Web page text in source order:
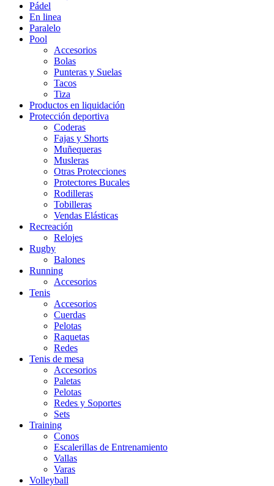
Pádel
En linea
Paralelo
Pool
Accesorios
Bolas
Punteras y Suelas
Tacos
Tiza
Productos en liquidación
Protección deportiva
Coderas
Fajas y Shorts
Muñequeras
Musleras
Otras Protecciones
Protectores Bucales
Rodilleras
Tobilleras
Vendas Elásticas
Recreación
Relojes
Rugby
Balones
Running
Accesorios
Tenis
Accesorios
Cuerdas
Pelotas
Raquetas
Redes
Tenis de mesa
Accesorios
Paletas
Pelotas
Redes y Soportes
Sets
Training
Conos
Escalerillas de Entrenamiento
Vallas
Varas
Volleyball